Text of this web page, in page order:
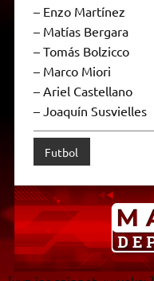
– ⁠Enzo Martínez
– ⁠Matías Bergara
– ⁠Tomás Bolzicco
– ⁠Marco Miori
– ⁠Ariel Castellano
– ⁠Joaquín Susvielles
Futbol